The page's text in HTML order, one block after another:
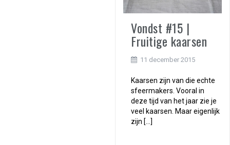
Vondst #15 |
Fruitige kaarsen
11 december 2015
Kaarsen zijn van die echte
sfeermakers. Vooral in
deze tijd van het jaar zie je
veel kaarsen. Maar eigenlijk
zijn […]